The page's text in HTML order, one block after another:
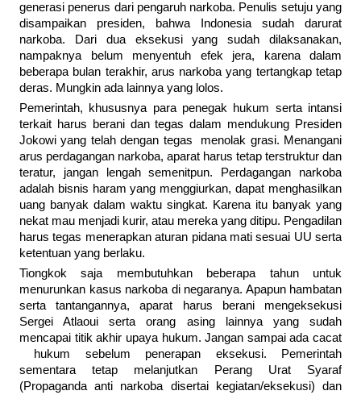
generasi penerus dari pengaruh narkoba. Penulis setuju yang
disampaikan presiden, bahwa Indonesia sudah darurat
narkoba. Dari dua eksekusi yang sudah dilaksanakan,
nampaknya belum menyentuh efek jera, karena dalam
beberapa bulan terakhir, arus narkoba yang tertangkap tetap
deras. Mungkin ada lainnya yang lolos.
Pemerintah, khususnya para penegak hukum serta intansi
terkait harus berani dan tegas dalam mendukung Presiden
Jokowi yang telah dengan tegas menolak grasi. Menangani
arus perdagangan narkoba, aparat harus tetap terstruktur dan
teratur, jangan lengah semenitpun. Perdagangan narkoba
adalah bisnis haram yang menggiurkan, dapat menghasilkan
uang banyak dalam waktu singkat. Karena itu banyak yang
nekat mau menjadi kurir, atau mereka yang ditipu. Pengadilan
harus tegas menerapkan aturan pidana mati sesuai UU serta
ketentuan yang berlaku.
Tiongkok saja membutuhkan beberapa tahun untuk
menurunkan kasus narkoba di negaranya. Apapun hambatan
serta tantangannya, aparat harus berani mengeksekusi
Sergei Atlaoui serta orang asing lainnya yang sudah
mencapai titik akhir upaya hukum. Jangan sampai ada cacat
hukum sebelum penerapan eksekusi. Pemerintah
sementara tetap melanjutkan Perang Urat Syaraf
(Propaganda anti narkoba disertai kegiatan/eksekusi) dan